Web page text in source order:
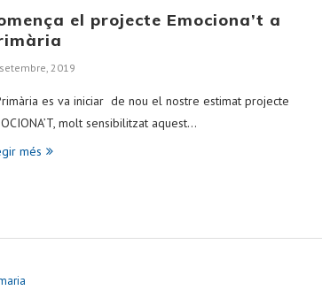
el projecte Emociona’t a
2019
es va iniciar de nou el nostre estimat projecte
molt sensibilitzat aquest…
més